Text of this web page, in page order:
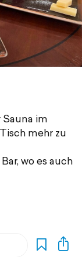
im
mehr zu
wo es auch